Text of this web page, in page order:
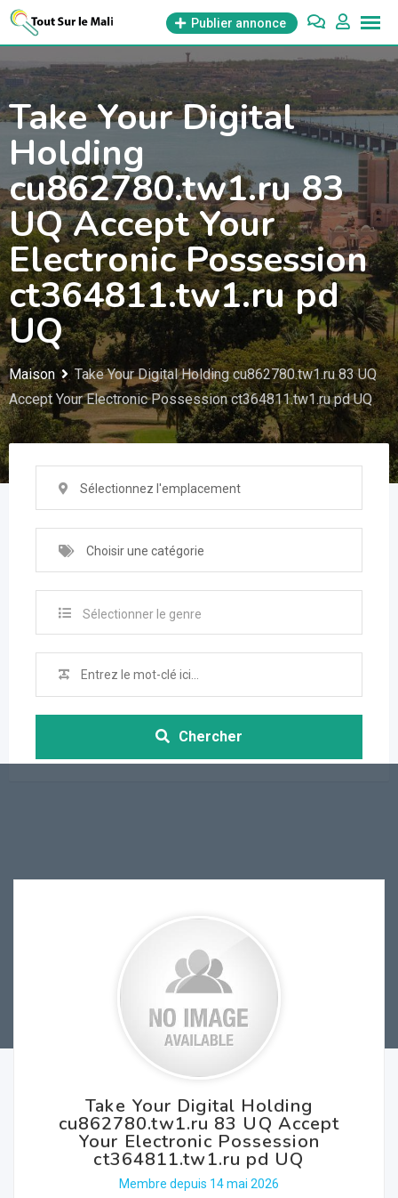
Aller
Publier annonce
Take Your Digital
Holding
cu862780.tw1.ru 83
UQ Accept Your
Electronic Possession
ct364811.tw1.ru pd
UQ
Maison
Take Your Digital Holding cu862780.tw1.ru 83 UQ
Accept Your Electronic Possession ct364811.tw1.ru pd UQ
Sélectionnez l'emplacement
Choisir une catégorie
Sélectionner le genre
Chercher
Take Your Digital Holding
cu862780.tw1.ru 83 UQ Accept
Your Electronic Possession
ct364811.tw1.ru pd UQ
Membre depuis 14 mai 2026